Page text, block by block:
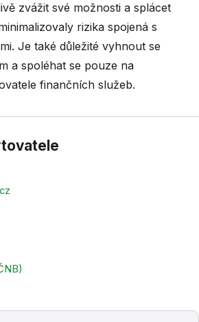
zvážit své možnosti a splácet
rizika spojená s
Je také důležité vyhnout se
a spoléhat se pouze na
finančních služeb.